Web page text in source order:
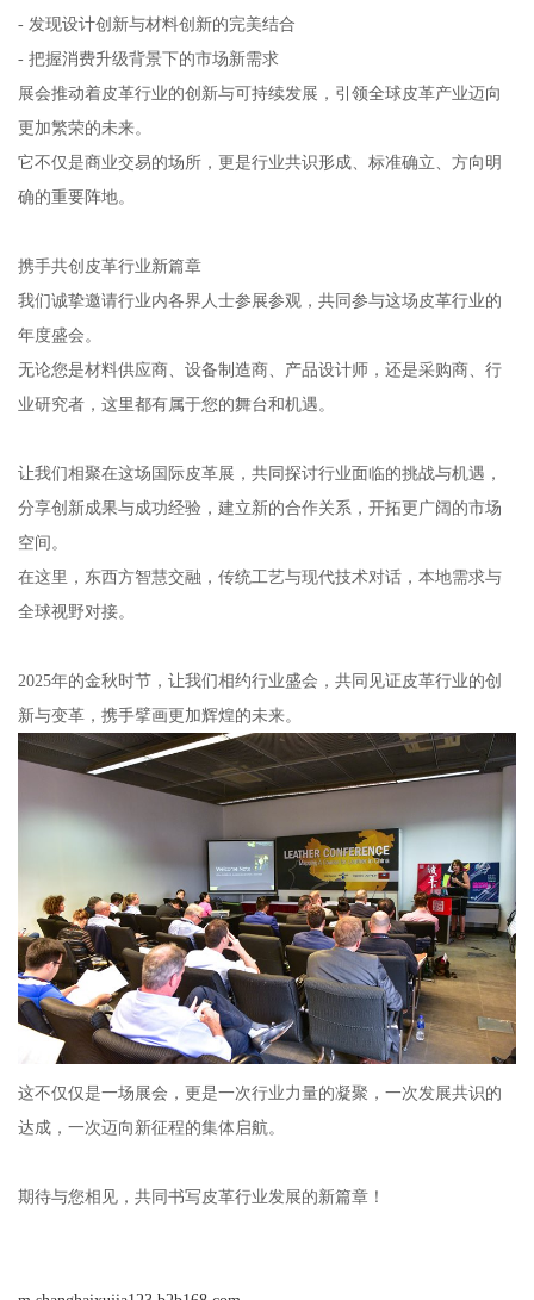
- 发现设计创新与材料创新的完美结合
- 把握消费升级背景下的市场新需求
展会推动着皮革行业的创新与可持续发展，引领全球皮革产业迈向
更加繁荣的未来。
它不仅是商业交易的场所，更是行业共识形成、标准确立、方向明
确的重要阵地。
携手共创皮革行业新篇章
我们诚挚邀请行业内各界人士参展参观，共同参与这场皮革行业的
年度盛会。
无论您是材料供应商、设备制造商、产品设计师，还是采购商、行
业研究者，这里都有属于您的舞台和机遇。
让我们相聚在这场国际皮革展，共同探讨行业面临的挑战与机遇，
分享创新成果与成功经验，建立新的合作关系，开拓更广阔的市场
空间。
在这里，东西方智慧交融，传统工艺与现代技术对话，本地需求与
全球视野对接。
2025年的金秋时节，让我们相约行业盛会，共同见证皮革行业的创
新与变革，携手擘画更加辉煌的未来。
这不仅仅是一场展会，更是一次行业力量的凝聚，一次发展共识的
达成，一次迈向新征程的集体启航。
期待与您相见，共同书写皮革行业发展的新篇章！